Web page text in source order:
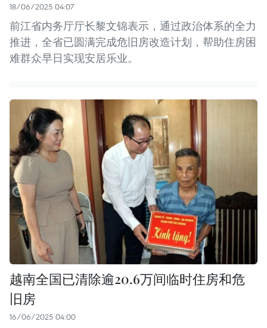
18/06/2025 04:07
前江省内务厅厅长黎文锦表示，通过政治体系的全力
推进，全省已圆满完成危旧房改造计划，帮助住房困
难群众早日实现安居乐业。
越南全国已清除逾20.6万间临时住房和危
旧房
16/06/2025 04:00